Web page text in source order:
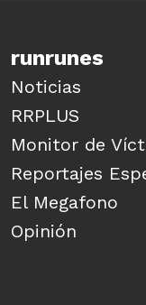
runrunes
Noticias
RRPLUS
Monitor de
Reportajes
El Megafono
Opinión